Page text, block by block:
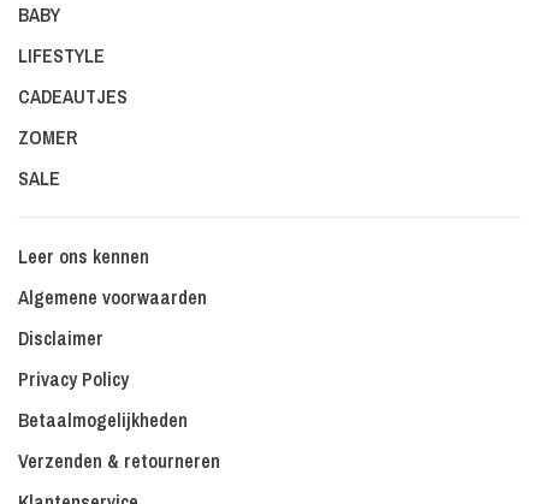
BABY
LIFESTYLE
CADEAUTJES
ZOMER
SALE
Leer ons kennen
Algemene voorwaarden
Disclaimer
Privacy Policy
Betaalmogelijkheden
Verzenden & retourneren